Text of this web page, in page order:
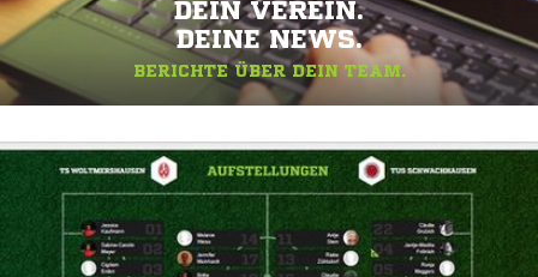
DEIN VEREIN.
DEINE NEWS.
BERICHTE ÜBER DEIN TEAM.